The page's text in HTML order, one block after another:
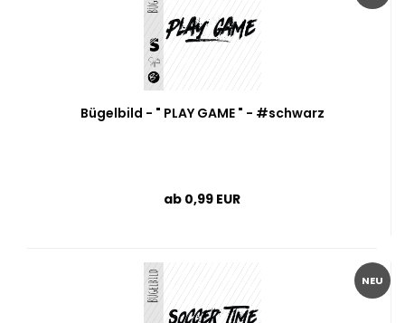
Bügelbild - " PLAY GAME " - #schwarz
ab 0,99 EUR
NEU